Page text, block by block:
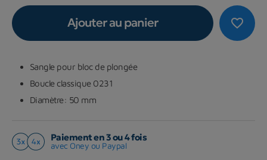
favorite_border
Ajouter au panier
Sangle pour bloc de plongée
Boucle classique 0231
Diamètre: 50 mm
Paiement en 3 ou 4 fois
avec Oney ou Paypal